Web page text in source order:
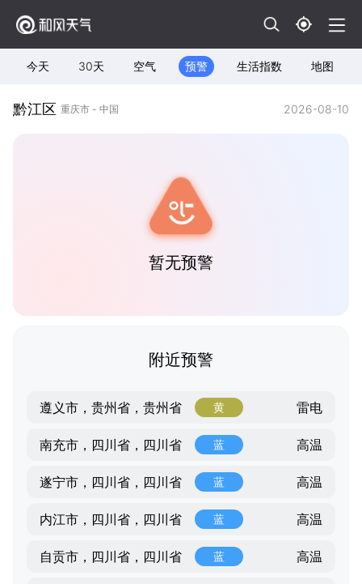
今天 30天 空气 预警 生活指数 地图
黔江区 重庆市 - 中国 2026-08-10
暂无预警
附近预警
遵义市，贵州省，贵州省 黄 雷电
南充市，四川省，四川省 蓝 高温
遂宁市，四川省，四川省 蓝 高温
内江市，四川省，四川省 蓝 高温
自贡市，四川省，四川省 蓝 高温